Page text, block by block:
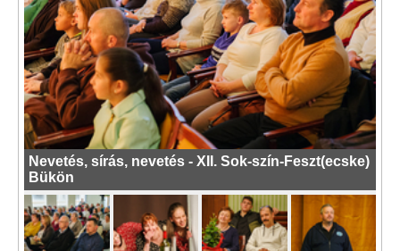
Nevetés, sírás, nevetés - XII. Sok-szín-Feszt(ecske)
Bükön